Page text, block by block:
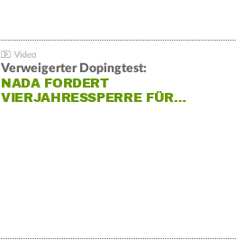
Verweigerter Dopingtest:
NADA FORDERT
VIERJAHRESSPERRE FÜR…